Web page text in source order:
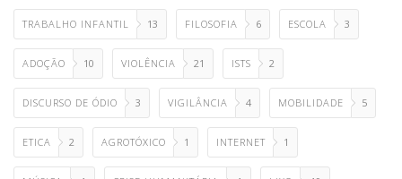
TRABALHO INFANTIL 13 FILOSOFIA 6 ESCOLA 3
ADOÇÃO 10 VIOLÊNCIA 21 ISTS 2
DISCURSO DE ÓDIO 3 VIGILÂNCIA 4 MOBILIDADE 5
ETICA 2 AGROTÓXICO 1 INTERNET 1